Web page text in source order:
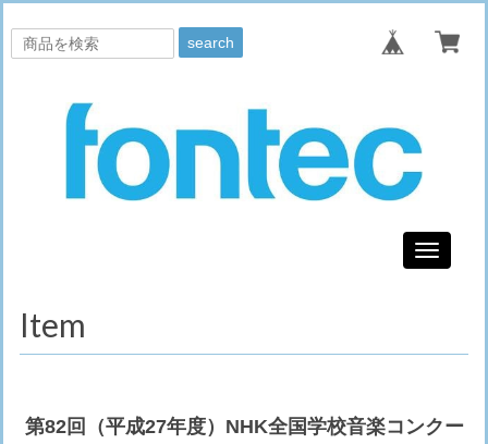
search
Toggle
Item
第82回（平成27年度）NHK全国学校音楽コンクー